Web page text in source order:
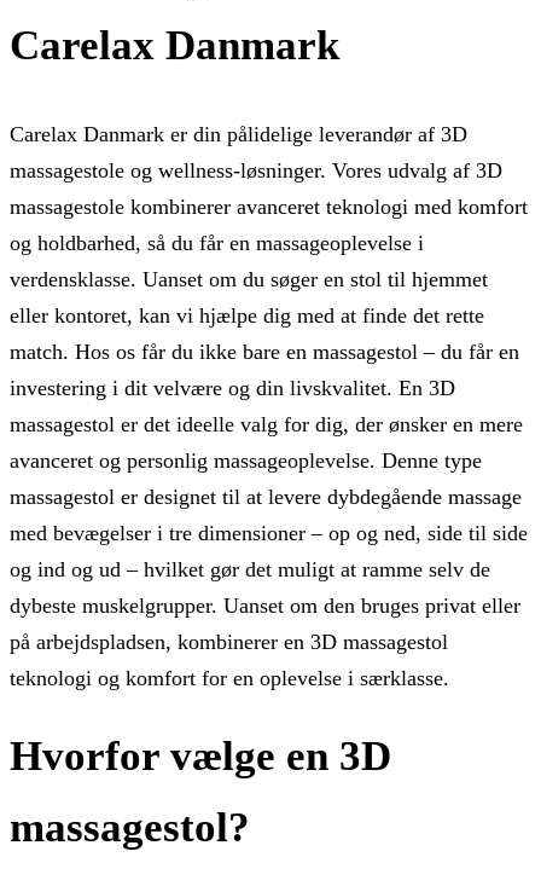
Carelax Danmark
Carelax Danmark er din pålidelige leverandør af 3D
massagestole og wellness-løsninger. Vores udvalg af 3D
massagestole kombinerer avanceret teknologi med komfort
og holdbarhed, så du får en massageoplevelse i
verdensklasse. Uanset om du søger en stol til hjemmet
eller kontoret, kan vi hjælpe dig med at finde det rette
match. Hos os får du ikke bare en massagestol – du får en
investering i dit velvære og din livskvalitet. En 3D
massagestol er det ideelle valg for dig, der ønsker en mere
avanceret og personlig massageoplevelse. Denne type
massagestol er designet til at levere dybdegående massage
med bevægelser i tre dimensioner – op og ned, side til side
og ind og ud – hvilket gør det muligt at ramme selv de
dybeste muskelgrupper. Uanset om den bruges privat eller
på arbejdspladsen, kombinerer en 3D massagestol
teknologi og komfort for en oplevelse i særklasse.
Hvorfor vælge en 3D
massagestol?